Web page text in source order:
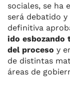
sociales, se ha
será debatido
definitiva
ido esbozando
del proceso y
de distintas
áreas de